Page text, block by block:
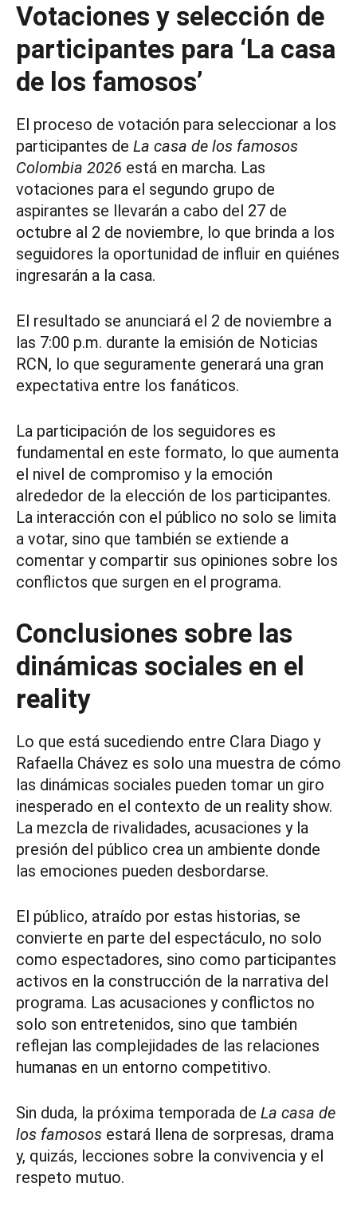
Votaciones y selección de
participantes para ‘La casa
de los famosos’
El proceso de votación para seleccionar a los
participantes de La casa de los famosos
Colombia 2026 está en marcha. Las
votaciones para el segundo grupo de
aspirantes se llevarán a cabo del 27 de
octubre al 2 de noviembre, lo que brinda a los
seguidores la oportunidad de influir en quiénes
ingresarán a la casa.
El resultado se anunciará el 2 de noviembre a
las 7:00 p.m. durante la emisión de Noticias
RCN, lo que seguramente generará una gran
expectativa entre los fanáticos.
La participación de los seguidores es
fundamental en este formato, lo que aumenta
el nivel de compromiso y la emoción
alrededor de la elección de los participantes.
La interacción con el público no solo se limita
a votar, sino que también se extiende a
comentar y compartir sus opiniones sobre los
conflictos que surgen en el programa.
Conclusiones sobre las
dinámicas sociales en el
reality
Lo que está sucediendo entre Clara Diago y
Rafaella Chávez es solo una muestra de cómo
las dinámicas sociales pueden tomar un giro
inesperado en el contexto de un reality show.
La mezcla de rivalidades, acusaciones y la
presión del público crea un ambiente donde
las emociones pueden desbordarse.
El público, atraído por estas historias, se
convierte en parte del espectáculo, no solo
como espectadores, sino como participantes
activos en la construcción de la narrativa del
programa. Las acusaciones y conflictos no
solo son entretenidos, sino que también
reflejan las complejidades de las relaciones
humanas en un entorno competitivo.
Sin duda, la próxima temporada de La casa de
los famosos estará llena de sorpresas, drama
y, quizás, lecciones sobre la convivencia y el
respeto mutuo.